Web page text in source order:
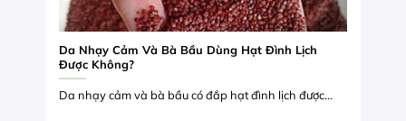
Da Nhạy Cảm Và Bà Bầu Dùng Hạt Đình Lịch
Được Không?
Da nhạy cảm và bà bầu có đắp hạt đình lịch được...